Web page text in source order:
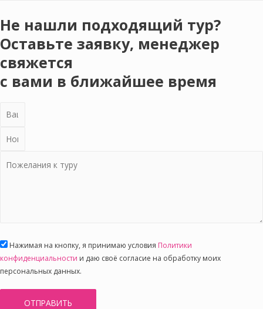
Не нашли подходящий тур?
Оставьте заявку, менеджер
свяжется
с вами в ближайшее время
Нажимая на кнопку, я принимаю условия Политики
конфиденциальности и даю своё согласие на обработку моих
персональных данных.
ОТПРАВИТЬ